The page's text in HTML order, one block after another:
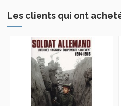
Les clients qui ont